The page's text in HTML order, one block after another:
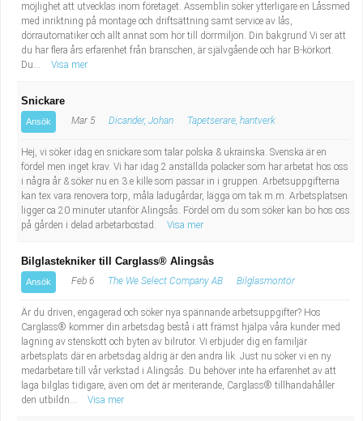
möjlighet att utvecklas inom företaget. Assemblin söker ytterligare en Låssmed
med inriktning på montage och driftsättning samt service av lås,
dörrautomatiker och allt annat som hör till dörrmiljön. Din bakgrund Vi ser att
du har flera års erfarenhet från branschen, är självgående och har B-körkort.
Du...
Visa mer
Snickare
Ansök Mar 5 Dicander, Johan Tapetserare, hantverk
Hej, vi söker idag en snickare som talar polska & ukrainska. Svenska är en
fördel men inget krav. Vi har idag 2 anställda polacker som har arbetat hos oss
i några år & söker nu en 3.e kille som passar in i gruppen. Arbetsuppgifterna
kan tex vara renovera torp, måla ladugårdar, lägga om tak m.m. Arbetsplatsen
ligger ca 20 minuter utanför Alingsås. Fördel om du som söker kan bo hos oss
på gården i delad arbetarbostad.
Visa mer
Bilglastekniker till Carglass® Alingsås
Ansök Feb 6 The We Select Company AB Bilglasmontör
Är du driven, engagerad och söker nya spännande arbetsuppgifter? Hos
Carglass® kommer din arbetsdag bestå i att främst hjälpa våra kunder med
lagning av stenskott och byten av bilrutor. Vi erbjuder dig en familjär
arbetsplats där en arbetsdag aldrig är den andra lik. Just nu söker vi en ny
medarbetare till vår verkstad i Alingsås. Du behöver inte ha erfarenhet av att
laga bilglas tidigare, även om det är meriterande, Carglass® tillhandahåller
den utbildn...
Visa mer